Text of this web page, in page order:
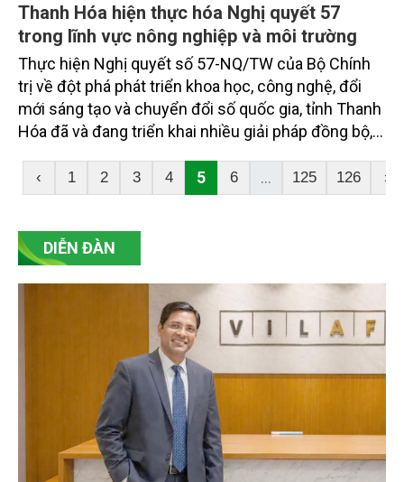
Thanh Hóa hiện thực hóa Nghị quyết 57
trong lĩnh vực nông nghiệp và môi trường
Thực hiện Nghị quyết số 57-NQ/TW của Bộ Chính
trị về đột phá phát triển khoa học, công nghệ, đổi
mới sáng tạo và chuyển đổi số quốc gia, tỉnh Thanh
Hóa đã và đang triển khai nhiều giải pháp đồng bộ,
những lĩnh vực ghi nhận rõ nét sự chuyển mình từ
tư duy sản xuất truyền thống sang sản xuất hiện
‹ 1 2 3 4 5 6 ... 125 126 ›
DIỄN ĐÀN